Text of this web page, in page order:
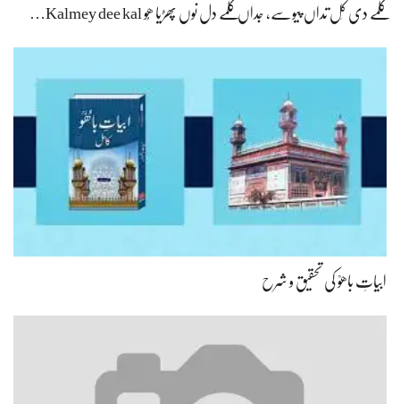
کلمے دی کَل تداں پیوسے، جداں کلمے دل نوں پھڑیا ھُو Kalmey dee kal…
ابیاتِ باھوؒ کی تحقیق و شرح